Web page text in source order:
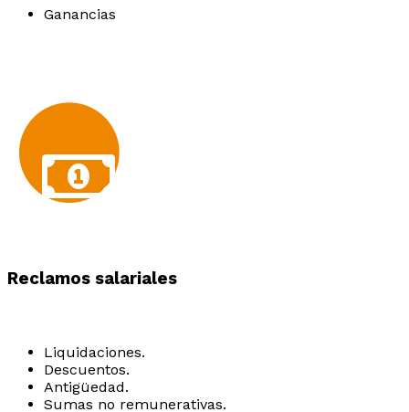
Ganancias
Reclamos salariales
Liquidaciones.
Descuentos.
Antigüedad.
Sumas no remunerativas.